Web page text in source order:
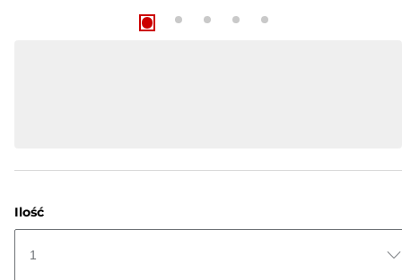
Ilość
1